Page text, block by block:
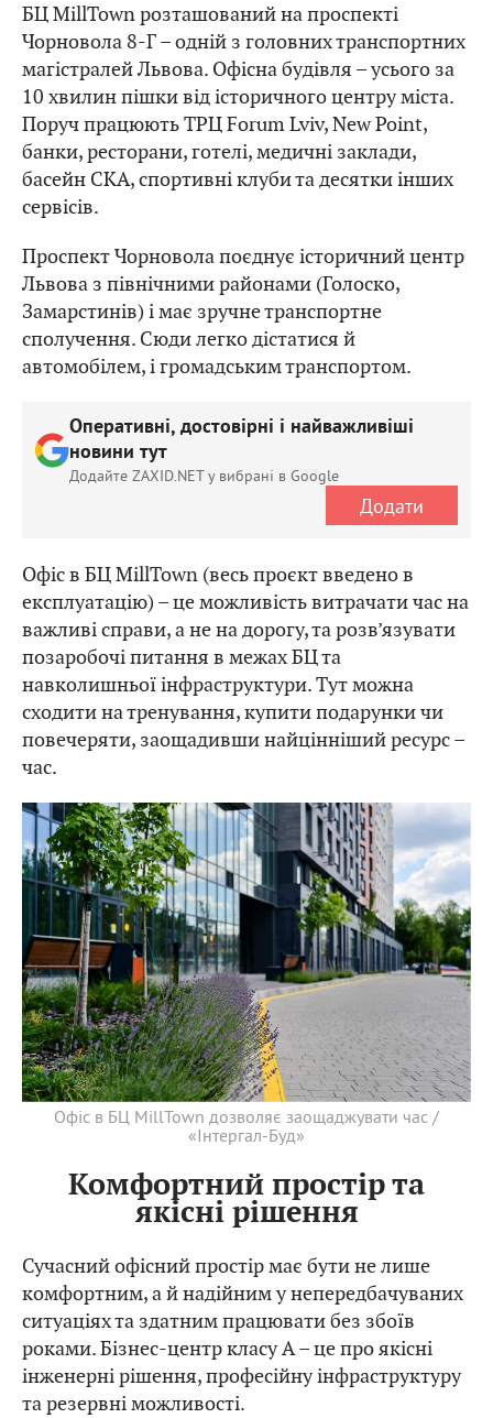
БЦ MillTown розташований на проспекті
Чорновола 8-Г – одній з головних транспортних
магістралей Львова. Офісна будівля – усього за
10 хвилин пішки від історичного центру міста.
Поруч працюють ТРЦ Forum Lviv, New Point,
банки, ресторани, готелі, медичні заклади,
басейн СКА, спортивні клуби та десятки інших
сервісів.
Проспект Чорновола поєднує історичний центр
Львова з північними районами (Голоско,
Замарстинів) і має зручне транспортне
сполучення. Сюди легко дістатися й
автомобілем, і громадським транспортом.
Оперативні, достовірні і найважливіші
новини тут
Додайте ZAXID.NET у вибрані в Google
Додати
Офіс в БЦ MillTown (весь проєкт введено в
експлуатацію) – це можливість витрачати час на
важливі справи, а не на дорогу, та розв’язувати
позаробочі питання в межах БЦ та
навколишньої інфраструктури. Тут можна
сходити на тренування, купити подарунки чи
повечеряти, заощадивши найцінніший ресурс –
час.
Офіс в БЦ MillTown дозволяє заощаджувати час /
«Інтергал-Буд»
Комфортний простір та
якісні рішення
Сучасний офісний простір має бути не лише
комфортним, а й надійним у непередбачуваних
ситуаціях та здатним працювати без збоїв
роками. Бізнес-центр класу А – це про якісні
інженерні рішення, професійну інфраструктуру
та резервні можливості.